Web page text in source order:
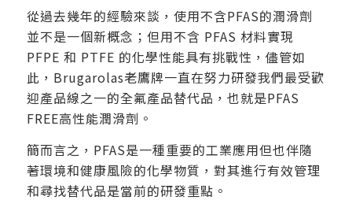
從過去幾年的經驗來談，使用不含PFAS的潤滑劑
並不是一個新概念；但用不含 PFAS 材料實現
PFPE 和 PTFE 的化學性能具有挑戰性，儘管如
此，Brugarolas老鷹牌一直在努力研發我們最受歡
迎產品線之一的全氟產品替代品，也就是PFAS
FREE高性能潤滑劑。
簡而言之，PFAS是一種重要的工業應用但也伴隨
著環境和健康風險的化學物質，對其進行有效管理
和尋找替代品是當前的研發重點。